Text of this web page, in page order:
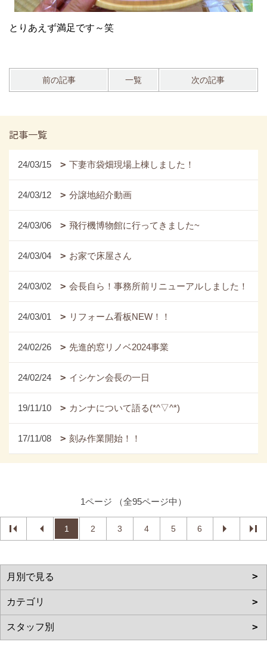
とりあえず満足です～笑
前の記事 一覧 次の記事
記事一覧
24/03/15 下妻市袋畑現場上棟しました！
24/03/12 分譲地紹介動画
24/03/06 飛行機博物館に行ってきました~
24/03/04 お家で床屋さん
24/03/02 会長自ら！事務所前リニューアルしました！
24/03/01 リフォーム看板NEW！！
24/02/26 先進的窓リノベ2024事業
24/02/24 イシケン会長の一日
19/11/10 カンナについて語る(*^▽^*)
17/11/08 刻み作業開始！！
1ページ （全95ページ中）
1 2 3 4 5 6